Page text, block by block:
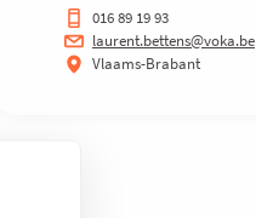
016 89 19 93
laurent.bettens@voka.be
Vlaams-Brabant